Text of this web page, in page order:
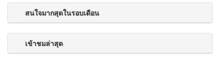
สนใจมากสุดในรอบเดือน
เข้าชมล่าสุด